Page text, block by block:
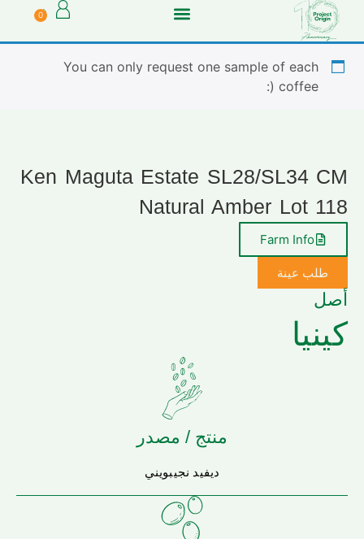
0
You can only request one sample of each
coffee (:
Ken Maguta Estate SL28/SL34 CM
Natural Amber Lot 118
Farm Info
طلب عينة
أصل
كينيا
منتج / مصدر
ديفيد نجيبويني